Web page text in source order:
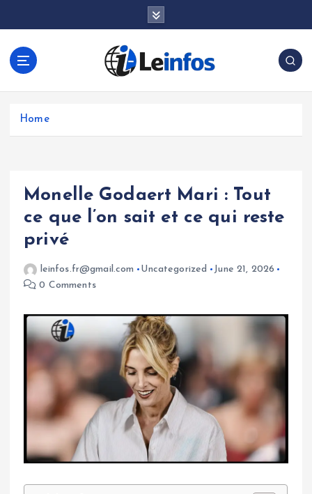
Home
Monelle Godaert Mari : Tout
ce que l’on sait et ce qui reste
privé
leinfos.fr@gmail.com Uncategorized
June 21, 2026
0 Comments